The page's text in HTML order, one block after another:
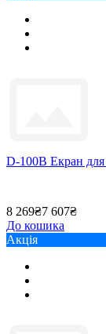
D-100B Екран
8 269₴7 607₴
До кошика
Акція